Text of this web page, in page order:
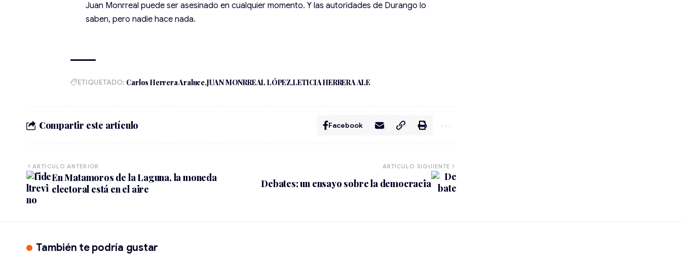
Juan Monrreal puede ser asesinado en cualquier momento. Y las autoridades de Durango lo
saben, pero nadie hace nada.
ETIQUETADO: Carlos Herrera Araluce JUAN MONRREAL LÓPEZ LETICIA HERRERA ALE
Compartir este artículo Facebook
ARTÍCULO ANTERIOR
En Matamoros de la Laguna, la moneda
electoral está en el aire
ARTÍCULO SIGUIENTE
Debates; un ensayo sobre la democracia
También te podría gustar